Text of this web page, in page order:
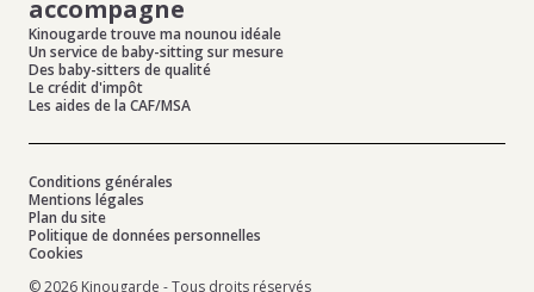
accompagne
Kinougarde trouve ma nounou idéale
Un service de baby-sitting sur mesure
Des baby-sitters de qualité
Le crédit d'impôt
Les aides de la CAF/MSA
Conditions générales
Mentions légales
Plan du site
Politique de données personnelles
Cookies
© 2026 Kinougarde - Tous droits réservés